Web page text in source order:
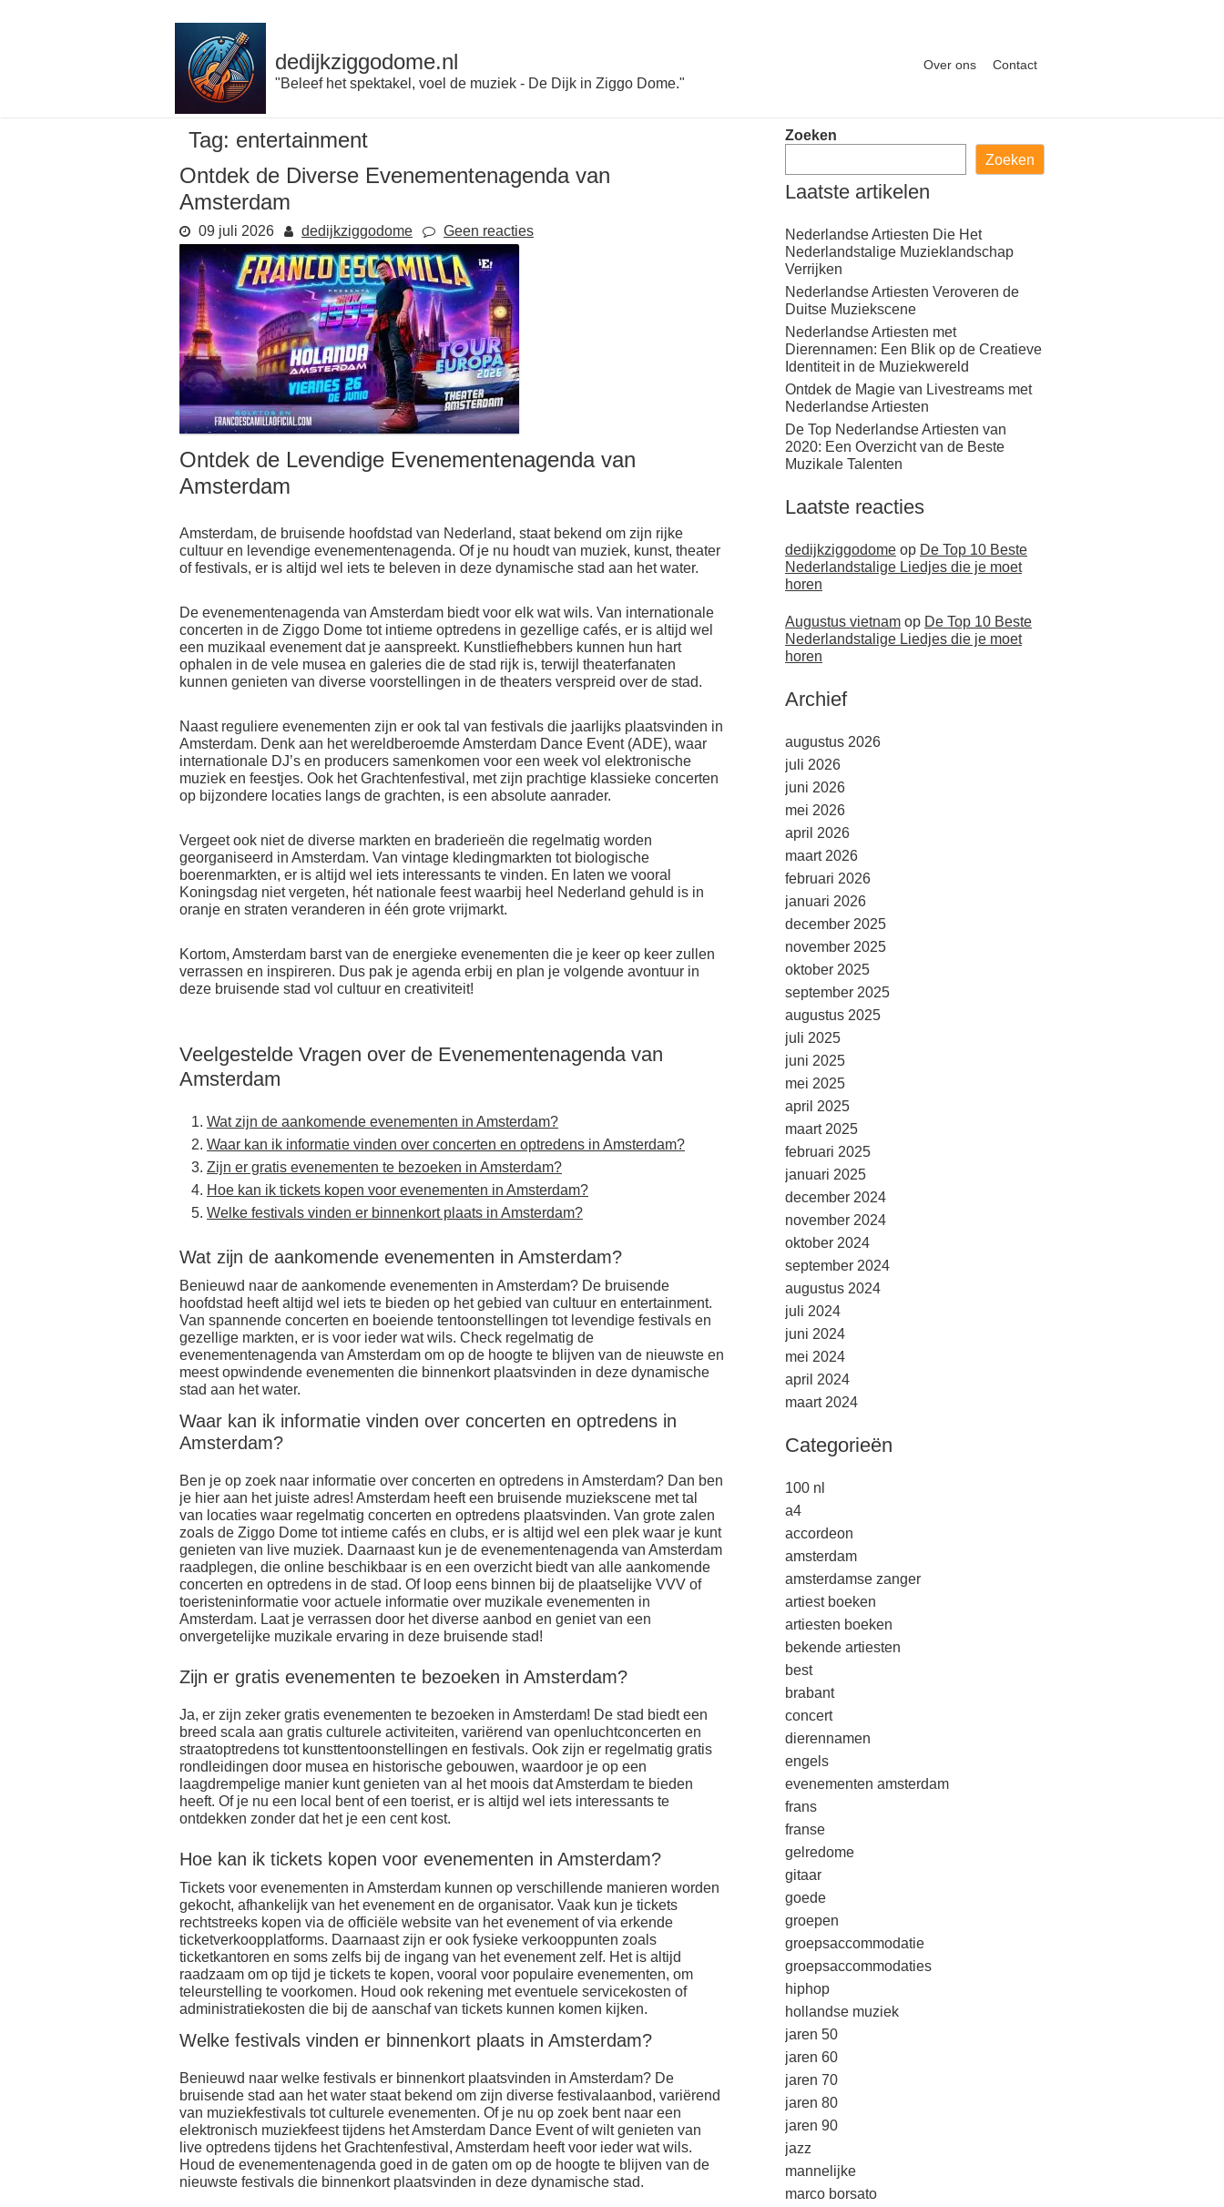
dedijkziggodome.nl
"Beleef het spektakel, voel de muziek - De Dijk in Ziggo Dome."
Over ons Contact
Tag: entertainment
Ontdek de Diverse Evenementenagenda van
Amsterdam
09 juli 2026 dedijkziggodome Geen reacties
Ontdek de Levendige Evenementenagenda van
Amsterdam
Amsterdam, de bruisende hoofdstad van Nederland, staat bekend om zijn rijke
cultuur en levendige evenementenagenda. Of je nu houdt van muziek, kunst, theater
of festivals, er is altijd wel iets te beleven in deze dynamische stad aan het water.
De evenementenagenda van Amsterdam biedt voor elk wat wils. Van internationale
concerten in de Ziggo Dome tot intieme optredens in gezellige cafés, er is altijd wel
een muzikaal evenement dat je aanspreekt. Kunstliefhebbers kunnen hun hart
ophalen in de vele musea en galeries die de stad rijk is, terwijl theaterfanaten
kunnen genieten van diverse voorstellingen in de theaters verspreid over de stad.
Naast reguliere evenementen zijn er ook tal van festivals die jaarlijks plaatsvinden in
Amsterdam. Denk aan het wereldberoemde Amsterdam Dance Event (ADE), waar
internationale DJ’s en producers samenkomen voor een week vol elektronische
muziek en feestjes. Ook het Grachtenfestival, met zijn prachtige klassieke concerten
op bijzondere locaties langs de grachten, is een absolute aanrader.
Vergeet ook niet de diverse markten en braderieën die regelmatig worden
georganiseerd in Amsterdam. Van vintage kledingmarkten tot biologische
boerenmarkten, er is altijd wel iets interessants te vinden. En laten we vooral
Koningsdag niet vergeten, hét nationale feest waarbij heel Nederland gehuld is in
oranje en straten veranderen in één grote vrijmarkt.
Kortom, Amsterdam barst van de energieke evenementen die je keer op keer zullen
verrassen en inspireren. Dus pak je agenda erbij en plan je volgende avontuur in
deze bruisende stad vol cultuur en creativiteit!
Veelgestelde Vragen over de Evenementenagenda van
Amsterdam
Wat zijn de aankomende evenementen in Amsterdam?
Waar kan ik informatie vinden over concerten en optredens in Amsterdam?
Zijn er gratis evenementen te bezoeken in Amsterdam?
Hoe kan ik tickets kopen voor evenementen in Amsterdam?
Welke festivals vinden er binnenkort plaats in Amsterdam?
Wat zijn de aankomende evenementen in Amsterdam?
Benieuwd naar de aankomende evenementen in Amsterdam? De bruisende
hoofdstad heeft altijd wel iets te bieden op het gebied van cultuur en entertainment.
Van spannende concerten en boeiende tentoonstellingen tot levendige festivals en
gezellige markten, er is voor ieder wat wils. Check regelmatig de
evenementenagenda van Amsterdam om op de hoogte te blijven van de nieuwste en
meest opwindende evenementen die binnenkort plaatsvinden in deze dynamische
stad aan het water.
Waar kan ik informatie vinden over concerten en optredens in
Amsterdam?
Ben je op zoek naar informatie over concerten en optredens in Amsterdam? Dan ben
je hier aan het juiste adres! Amsterdam heeft een bruisende muziekscene met tal
van locaties waar regelmatig concerten en optredens plaatsvinden. Van grote zalen
zoals de Ziggo Dome tot intieme cafés en clubs, er is altijd wel een plek waar je kunt
genieten van live muziek. Daarnaast kun je de evenementenagenda van Amsterdam
raadplegen, die online beschikbaar is en een overzicht biedt van alle aankomende
concerten en optredens in de stad. Of loop eens binnen bij de plaatselijke VVV of
toeristeninformatie voor actuele informatie over muzikale evenementen in
Amsterdam. Laat je verrassen door het diverse aanbod en geniet van een
onvergetelijke muzikale ervaring in deze bruisende stad!
Zijn er gratis evenementen te bezoeken in Amsterdam?
Ja, er zijn zeker gratis evenementen te bezoeken in Amsterdam! De stad biedt een
breed scala aan gratis culturele activiteiten, variërend van openluchtconcerten en
straatoptredens tot kunsttentoonstellingen en festivals. Ook zijn er regelmatig gratis
rondleidingen door musea en historische gebouwen, waardoor je op een
laagdrempelige manier kunt genieten van al het moois dat Amsterdam te bieden
heeft. Of je nu een local bent of een toerist, er is altijd wel iets interessants te
ontdekken zonder dat het je een cent kost.
Hoe kan ik tickets kopen voor evenementen in Amsterdam?
Tickets voor evenementen in Amsterdam kunnen op verschillende manieren worden
gekocht, afhankelijk van het evenement en de organisator. Vaak kun je tickets
rechtstreeks kopen via de officiële website van het evenement of via erkende
ticketverkoopplatforms. Daarnaast zijn er ook fysieke verkooppunten zoals
ticketkantoren en soms zelfs bij de ingang van het evenement zelf. Het is altijd
raadzaam om op tijd je tickets te kopen, vooral voor populaire evenementen, om
teleurstelling te voorkomen. Houd ook rekening met eventuele servicekosten of
administratiekosten die bij de aanschaf van tickets kunnen komen kijken.
Welke festivals vinden er binnenkort plaats in Amsterdam?
Benieuwd naar welke festivals er binnenkort plaatsvinden in Amsterdam? De
bruisende stad aan het water staat bekend om zijn diverse festivalaanbod, variërend
van muziekfestivals tot culturele evenementen. Of je nu op zoek bent naar een
elektronisch muziekfeest tijdens het Amsterdam Dance Event of wilt genieten van
live optredens tijdens het Grachtenfestival, Amsterdam heeft voor ieder wat wils.
Houd de evenementenagenda goed in de gaten om op de hoogte te blijven van de
nieuwste festivals die binnenkort plaatsvinden in deze dynamische stad.
Zoeken
Zoeken
Laatste artikelen
Nederlandse Artiesten Die Het
Nederlandstalige Muzieklandschap
Verrijken
Nederlandse Artiesten Veroveren de
Duitse Muziekscene
Nederlandse Artiesten met
Dierennamen: Een Blik op de Creatieve
Identiteit in de Muziekwereld
Ontdek de Magie van Livestreams met
Nederlandse Artiesten
De Top Nederlandse Artiesten van
2020: Een Overzicht van de Beste
Muzikale Talenten
Laatste reacties
dedijkziggodome op De Top 10 Beste
Nederlandstalige Liedjes die je moet
horen
Augustus vietnam op De Top 10 Beste
Nederlandstalige Liedjes die je moet
horen
Archief
augustus 2026
juli 2026
juni 2026
mei 2026
april 2026
maart 2026
februari 2026
januari 2026
december 2025
november 2025
oktober 2025
september 2025
augustus 2025
juli 2025
juni 2025
mei 2025
april 2025
maart 2025
februari 2025
januari 2025
december 2024
november 2024
oktober 2024
september 2024
augustus 2024
juli 2024
juni 2024
mei 2024
april 2024
maart 2024
Categorieën
100 nl
a4
accordeon
amsterdam
amsterdamse zanger
artiest boeken
artiesten boeken
bekende artiesten
best
brabant
concert
dierennamen
engels
evenementen amsterdam
frans
franse
gelredome
gitaar
goede
groepen
groepsaccommodatie
groepsaccommodaties
hiphop
hollandse muziek
jaren 50
jaren 60
jaren 70
jaren 80
jaren 90
jazz
mannelijke
marco borsato